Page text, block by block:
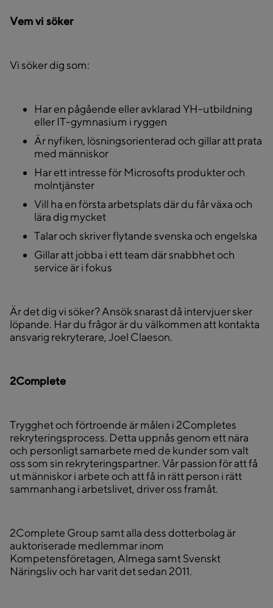
Vem vi söker
Vi söker dig som:
Har en pågående eller avklarad YH-utbildning
eller IT-gymnasium i ryggen
Är nyfiken, lösningsorienterad och gillar att prata
med människor
Har ett intresse för Microsofts produkter och
molntjänster
Vill ha en första arbetsplats där du får växa och
lära dig mycket
Talar och skriver flytande svenska och engelska
Gillar att jobba i ett team där snabbhet och
service är i fokus
Är det dig vi söker? Ansök snarast då intervjuer sker
löpande. Har du frågor är du välkommen att kontakta
ansvarig rekryterare, Joel Claeson.
2Complete
Trygghet och förtroende är målen i 2Completes
rekryteringsprocess. Detta uppnås genom ett nära
och personligt samarbete med de kunder som valt
oss som sin rekryteringspartner. Vår passion för att få
ut människor i arbete och att få in rätt person i rätt
sammanhang i arbetslivet, driver oss framåt.
2Complete Group samt alla dess dotterbolag är
auktoriserade medlemmar inom
Kompetensföretagen, Almega samt Svenskt
Näringsliv och har varit det sedan 2011.